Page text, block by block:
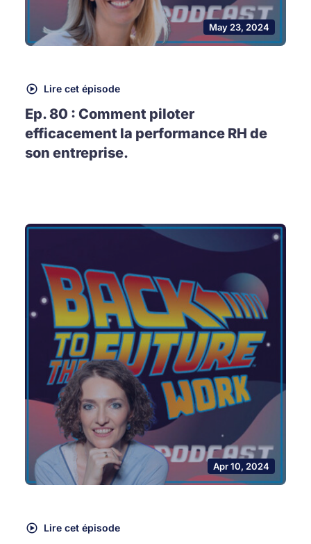
May 23, 2024
Lire cet épisode
Ep. 80 : Comment piloter
efficacement la performance RH de
son entreprise.
Apr 10, 2024
Lire cet épisode